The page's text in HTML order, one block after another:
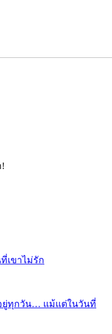
เขาไม่รัก
ยู่ทุกวัน… แม้แต่ในวันที่